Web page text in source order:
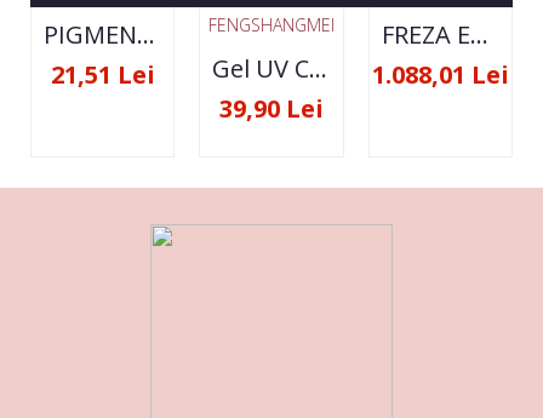
PIGMENT NEON SET 12 CULORI
21,51 Lei
FENGSHANGMEI
Gel UV Constructie FSM 50ML - 07
39,90 Lei
FREZA ELECTRICA STRONG 210 35000 RPM- ORIGINALA
1.088,01 Lei